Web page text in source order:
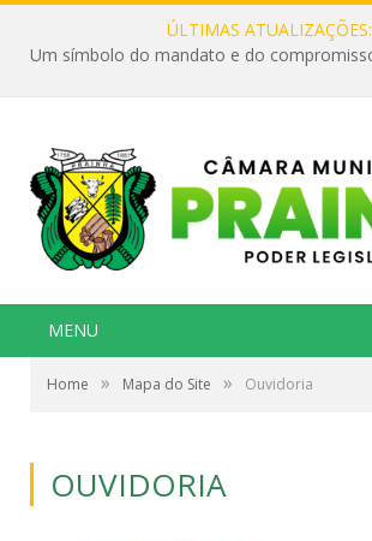
ÚLTIMAS ATUALIZAÇÕES:
MENU
Home » Mapa do Site » Ouvidoria
OUVIDORIA